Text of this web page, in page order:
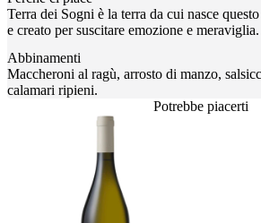
Terra dei Sogni è la terra da cui nasce
e creato per suscitare emozione e meraviglia.
Abbinamenti
Maccheroni al ragù, arrosto di manzo,
calamari ripieni.
Potrebbe piacerti